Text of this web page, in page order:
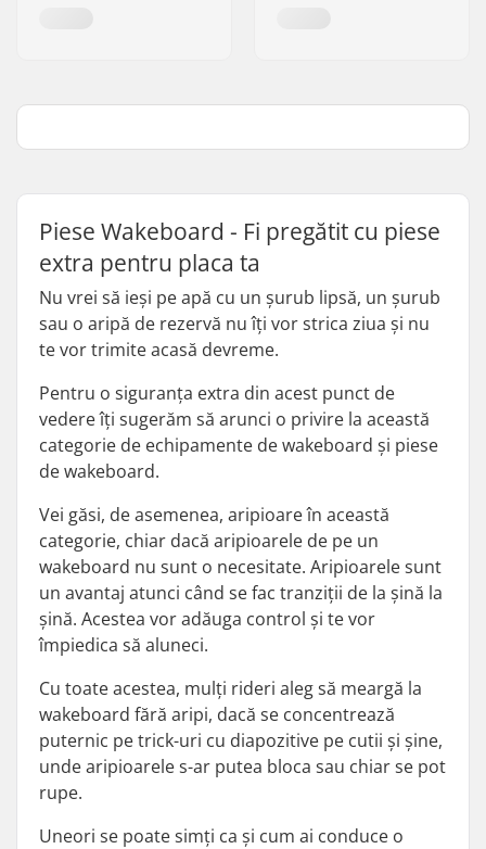
Piese Wakeboard - Fi pregătit cu piese
extra pentru placa ta
Nu vrei să ieși pe apă cu un șurub lipsă, un șurub
sau o aripă de rezervă nu îți vor strica ziua și nu
te vor trimite acasă devreme.
Pentru o siguranța extra din acest punct de
vedere îți sugerăm să arunci o privire la această
categorie de echipamente de wakeboard și piese
de wakeboard.
Vei găsi, de asemenea, aripioare în această
categorie, chiar dacă aripioarele de pe un
wakeboard nu sunt o necesitate. Aripioarele sunt
un avantaj atunci când se fac tranziții de la șină la
șină. Acestea vor adăuga control și te vor
împiedica să aluneci.
Cu toate acestea, mulți rideri aleg să meargă la
wakeboard fără aripi, dacă se concentrează
puternic pe trick-uri cu diapozitive pe cutii și șine,
unde aripioarele s-ar putea bloca sau chiar se pot
rupe.
Uneori se poate simți ca și cum ai conduce o